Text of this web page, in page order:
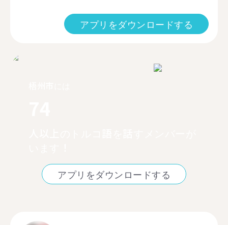
アプリをダウンロードする
アプリをダウンロードする